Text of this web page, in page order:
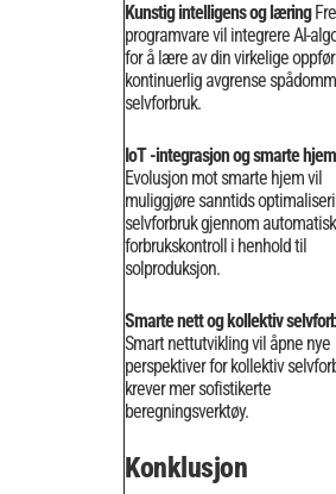
Kunstig intelligens og læring
programvare vil integrere AI-
for å lære av din virkelige
kontinuerlig avgrense
selvforbruk.
IoT -integrasjon og smarte hjem
Evolusjon mot smarte hjem vil
muliggjøre sanntids
selvforbruk gjennom automatisk
forbrukskontroll i henhold til
solproduksjon.
Smarte nett og kollektiv
Smart nettutvikling vil åpne nye
perspektiver for kollektiv
krever mer sofistikerte
beregningsverktøy.
Konklusjon